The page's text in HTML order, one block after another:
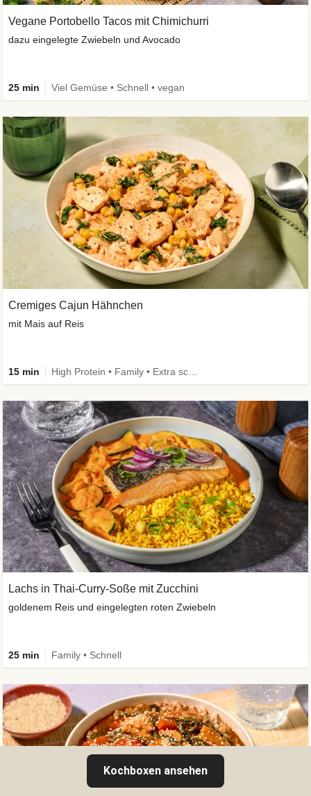
Vegane Portobello Tacos mit Chimichurri
dazu eingelegte Zwiebeln und Avocado
25 min Viel Gemüse • Schnell • vegan
Cremiges Cajun Hähnchen
mit Mais auf Reis
15 min
Lachs in Thai-Curry-Soße mit Zucchini
goldenem Reis und eingelegten roten Zwiebeln
25 min Family • Schnell
Kochboxen ansehen